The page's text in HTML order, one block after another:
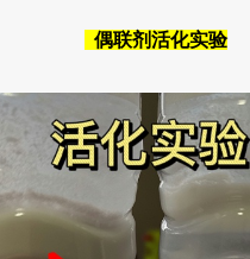
偶联剂活化实验